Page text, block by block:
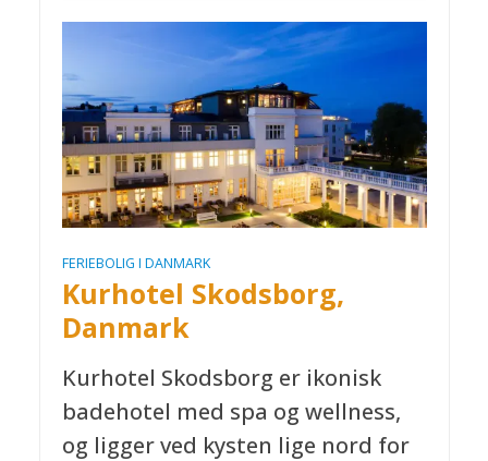
FERIEBOLIG I DANMARK
Kurhotel Skodsborg,
Danmark
Kurhotel Skodsborg er ikonisk
badehotel med spa og wellness,
og ligger ved kysten lige nord for